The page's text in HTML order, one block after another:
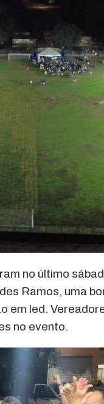
no último
Ramos, uma
em led.
no evento.